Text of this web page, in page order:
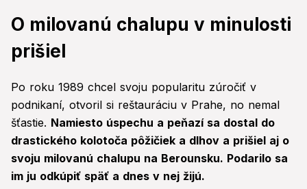
O milovanú chalupu v minulosti
prišiel
Po roku 1989 chcel svoju popularitu zúročiť v
podnikaní, otvoril si reštauráciu v Prahe, no nemal
šťastie. Namiesto úspechu a peňazí sa dostal do
drastického kolotoča pôžičiek a dlhov a prišiel aj o
svoju milovanú chalupu na Berounsku. Podarilo sa
im ju odkúpiť späť a dnes v nej žijú.